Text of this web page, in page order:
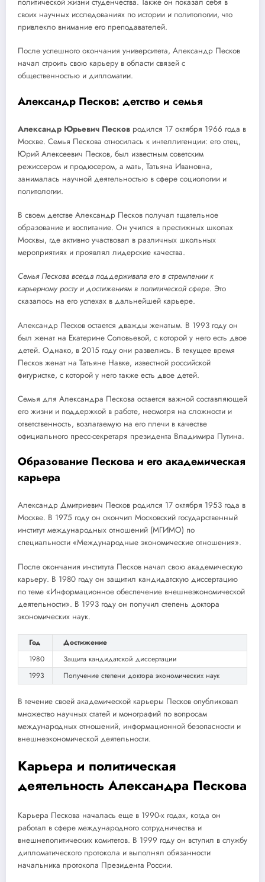
своих научных исследованиях по истории и политологии, что
привлекло внимание его преподавателей.
После успешного окончания университета, Александр Песков
начал строить свою карьеру в области связей с
общественностью и дипломатии.
Александр Песков: детство и семья
Александр Юрьевич Песков родился 17 октября 1966 года в
Москве. Семья Пескова относилась к интеллигенции: его отец,
Юрий Алексеевич Песков, был известным советским
режиссером и продюсером, а мать, Татьяна Ивановна,
занималась научной деятельностью в сфере социологии и
политологии.
В своем детстве Александр Песков получал тщательное
образование и воспитание. Он учился в престижных школах
Москвы, где активно участвовал в различных школьных
мероприятиях и проявлял лидерские качества.
Семья Пескова всегда поддерживала его в стремлении к
карьерному росту и достижениям в политической сфере. Это
сказалось на его успехах в дальнейшей карьере.
Александр Песков остается дважды женатым. В 1993 году он
был женат на Екатерине Соловьевой, с которой у него есть двое
детей. Однако, в 2015 году они развелись. В текущее время
Песков женат на Татьяне Навке, известной российской
фигуристке, с которой у него также есть двое детей.
Семья для Александра Пескова остается важной составляющей
его жизни и поддержкой в работе, несмотря на сложности и
ответственность, возлагаемую на его плечи в качестве
официального пресс-секретаря президента Владимира Путина.
Образование Пескова и его академическая
карьера
Александр Дмитриевич Песков родился 17 октября 1953 года в
Москве. В 1975 году он окончил Московский государственный
институт международных отношений (МГИМО) по
специальности «Международные экономические отношения».
После окончания института Песков начал свою академическую
карьеру. В 1980 году он защитил кандидатскую диссертацию
по теме «Информационное обеспечение внешнеэкономической
деятельности». В 1993 году он получил степень доктора
экономических наук.
Год
Достижение
1980
Защита кандидатской диссертации
1993
Получение степени доктора экономических наук
В течение своей академической карьеры Песков опубликовал
множество научных статей и монографий по вопросам
международных отношений, информационной безопасности и
внешнеэкономической деятельности.
Карьера и политическая
деятельность Александра Пескова
Карьера Пескова началась еще в 1990-х годах, когда он
работал в сфере международного сотрудничества и
внешнеполитических комитетов. В 1999 году он вступил в службу
дипломатического протокола и выполнял обязанности
начальника протокола Президента России.